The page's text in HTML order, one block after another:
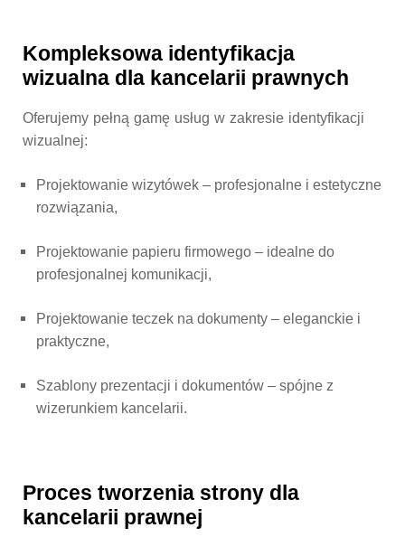
Kompleksowa identyfikacja
wizualna dla kancelarii prawnych
Oferujemy pełną gamę usług w zakresie identyfikacji
wizualnej:
Projektowanie wizytówek – profesjonalne i estetyczne
rozwiązania,
Projektowanie papieru firmowego – idealne do
profesjonalnej komunikacji,
Projektowanie teczek na dokumenty – eleganckie i
praktyczne,
Szablony prezentacji i dokumentów – spójne z
wizerunkiem kancelarii.
Proces tworzenia strony dla
kancelarii prawnej